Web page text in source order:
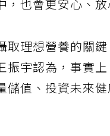
也會更安心、放
取理想營養的關
振宇認為，事實
值、投資未來